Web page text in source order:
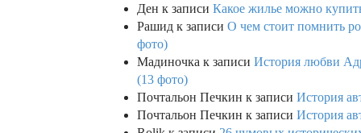
Ден к записи Какое жилье можно
Рашид к записи О чем стоит помнить
фото)
Мадиночка к записи История любви
(13 фото)
Почтальон Печкин к записи История
Почтальон Печкин к записи История